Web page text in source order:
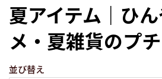
夏アイテム｜ひ
メ・夏雑貨のプ
並び替え